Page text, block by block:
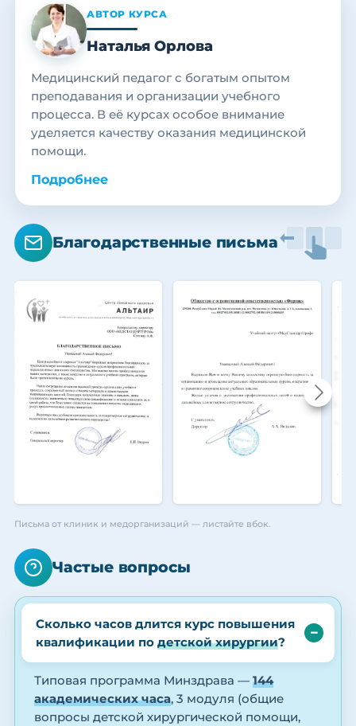
АВТОР КУРСА
Наталья Орлова
Медицинский педагог с богатым опытом
преподавания и организации учебного
процесса. В её курсах особое внимание
уделяется качеству оказания медицинской
помощи.
Подробнее
Благодарственные письма
Письма от клиник и медорганизаций — листайте вбок.
Частые вопросы
Сколько часов длится курс повышения
квалификации по детской хирургии?
Типовая программа Минздрава — 144
академических часа, 3 модуля (общие
вопросы детской хирургической помощи,